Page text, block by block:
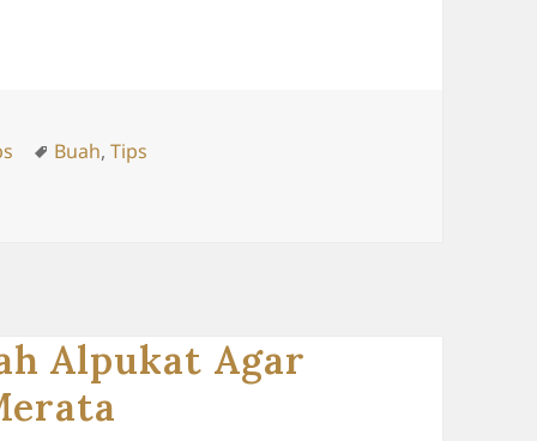
Tags
Buah,Tips
Alpukat Agar